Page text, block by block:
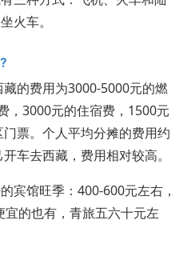
火车。
的费用为3000-5000元的燃
，3000元的住宿费，1500元
票。个人平均分摊的费用约
车去西藏，费用相对较高。
宾馆旺季：400-600元左右，
的也有，青旅五六十元左